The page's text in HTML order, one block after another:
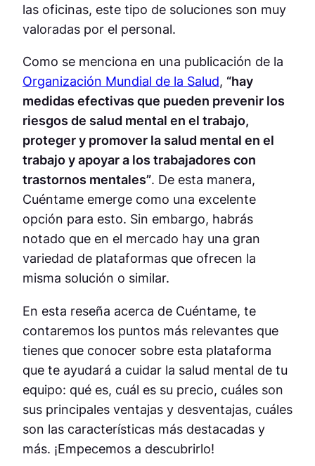
las oficinas, este tipo de soluciones son muy
valoradas por el personal.
Como se menciona en una publicación de la
Organización Mundial de la Salud, “hay
medidas efectivas que pueden prevenir los
riesgos de salud mental en el trabajo,
proteger y promover la salud mental en el
trabajo y apoyar a los trabajadores con
trastornos mentales”. De esta manera,
Cuéntame emerge como una excelente
opción para esto. Sin embargo, habrás
notado que en el mercado hay una gran
variedad de plataformas que ofrecen la
misma solución o similar.
En esta reseña acerca de Cuéntame, te
contaremos los puntos más relevantes que
tienes que conocer sobre esta plataforma
que te ayudará a cuidar la salud mental de tu
equipo: qué es, cuál es su precio, cuáles son
sus principales ventajas y desventajas, cuáles
son las características más destacadas y
más. ¡Empecemos a descubrirlo!